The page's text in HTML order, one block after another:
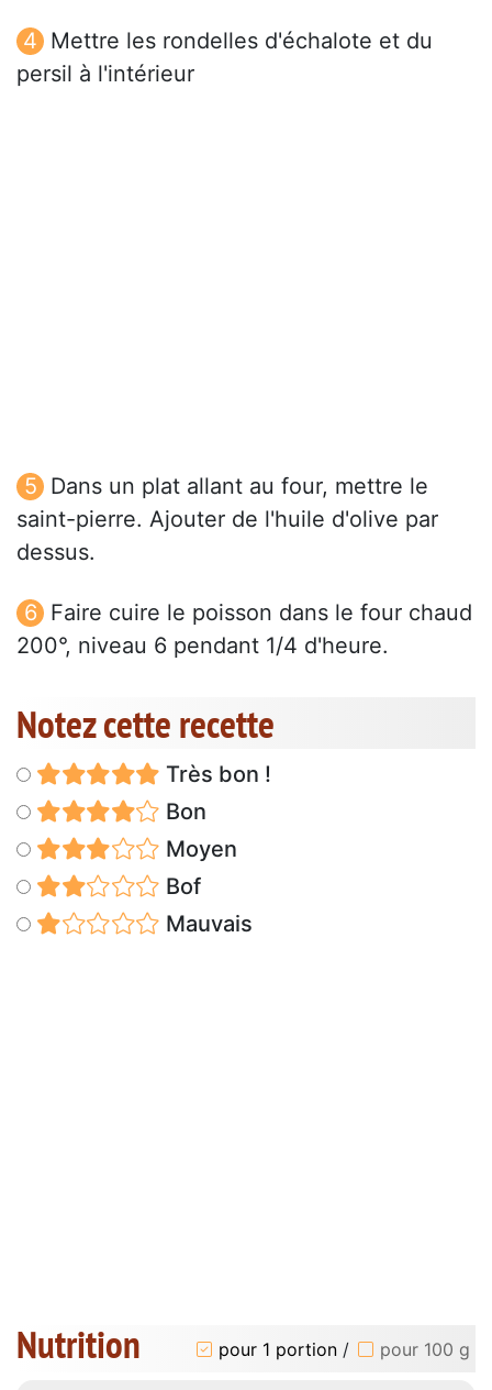
Mettre les rondelles d'échalote et du
persil à l'intérieur
Dans un plat allant au four, mettre le
saint-pierre. Ajouter de l'huile d'olive par
dessus.
Faire cuire le poisson dans le four chaud
200°, niveau 6 pendant 1/4 d'heure.
Notez cette recette
Très bon !
Bon
Moyen
Bof
Mauvais
Nutrition pour 1 portion / pour 100 g